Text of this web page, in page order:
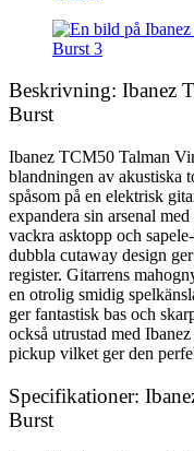
Beskrivning: Ibanez
Burst
Ibanez TCM50 Talman
blandningen av akustiska
spåsom på en elektrisk
expandera sin arsenal
vackra asktopp och
dubbla cutaway design
register. Gitarrens
en otrolig smidig
ger fantastisk bas och
också utrustad med
pickup vilket ger den
Specifikationer:
Burst